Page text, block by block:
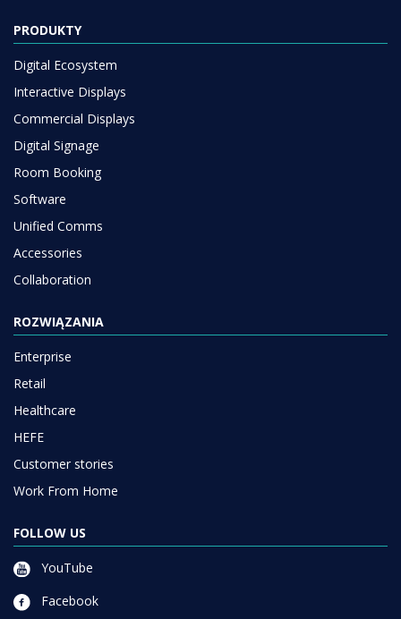
PRODUKTY
Digital Ecosystem
Interactive Displays
Commercial Displays
Digital Signage
Room Booking
Software
Unified Comms
Accessories
Collaboration
ROZWIĄZANIA
Enterprise
Retail
Healthcare
HEFE
Customer stories
Work From Home
FOLLOW US
YouTube
Facebook